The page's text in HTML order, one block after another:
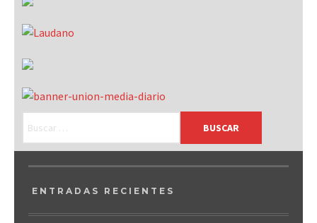
ENTRADAS RECIENTES